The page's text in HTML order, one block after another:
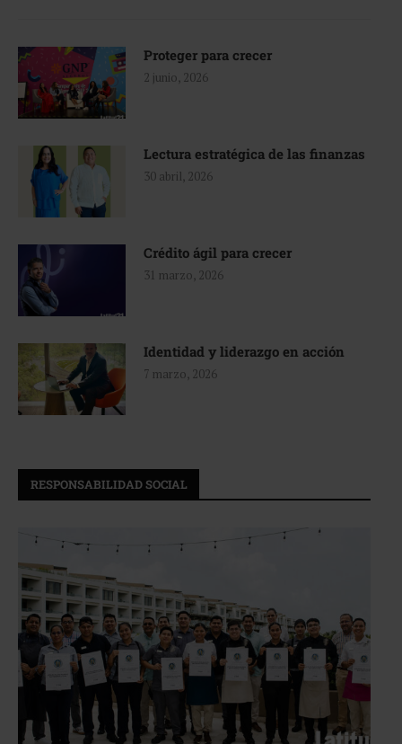
Proteger para crecer
2 junio, 2026
Lectura estratégica de las finanzas
30 abril, 2026
Crédito ágil para crecer
31 marzo, 2026
Identidad y liderazgo en acción
7 marzo, 2026
RESPONSABILIDAD SOCIAL